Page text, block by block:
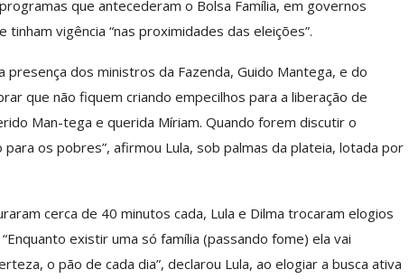
que antecederam o Bolsa Família, em governos
tinham vigência “nas proximidades das eleições”.
dos ministros da Fazenda, Guido Mantega, e do
que não fiquem criando empecilhos para a liberação de
Man-tega e querida Míriam. Quando forem discutir o
os pobres”, afirmou Lula, sob palmas da plateia, lotada por
cerca de 40 minutos cada, Lula e Dilma trocaram elogios
existir uma só família (passando fome) ela vai
o pão de cada dia”, declarou Lula, ao elogiar a busca ativa